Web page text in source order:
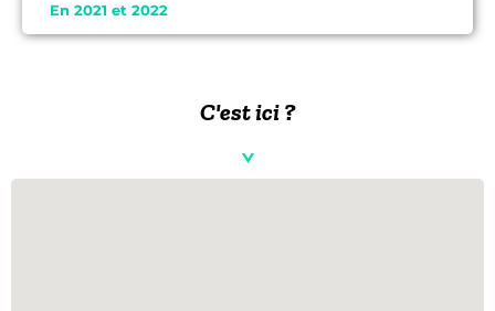
En 2021 et 2022
C'est ici ?